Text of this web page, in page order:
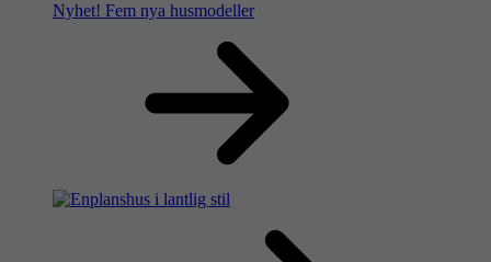
Nyhet! Fem nya husmodeller